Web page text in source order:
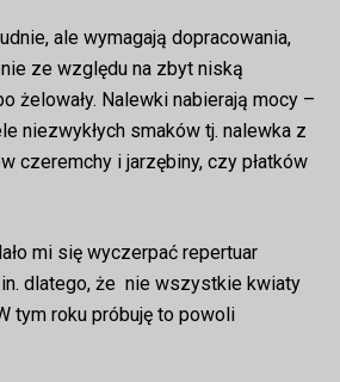
ale wymagają dopracowania,
ze względu na zbyt niską
żelowały. Nalewki nabierają mocy –
niezwykłych smaków tj. nalewka z
czeremchy i jarzębiny, czy płatków
mi się wyczerpać repertuar
dlatego, że nie wszystkie kwiaty
tym roku próbuję to powoli